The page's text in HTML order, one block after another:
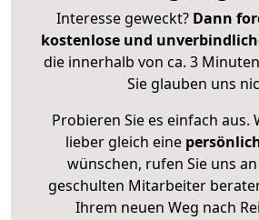
Interesse geweckt? Dann
kostenlose und
die innerhalb von ca. 3
Sie glauben uns
Probieren Sie es einfach aus.
lieber gleich eine
wünschen, rufen Sie uns
geschulten Mitarbeiter
Ihrem neuen Weg nach